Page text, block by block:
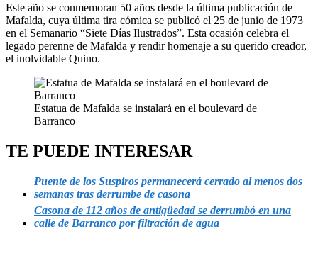
Este año se conmemoran 50 años desde la última publicación de
Mafalda, cuya última tira cómica se publicó el 25 de junio de 1973
en el Semanario “Siete Días Ilustrados”. Esta ocasión celebra el
legado perenne de Mafalda y rendir homenaje a su querido creador,
el inolvidable Quino.
Estatua de Mafalda se instalará en el boulevard de
Barranco
TE PUEDE INTERESAR
Puente de los Suspiros permanecerá cerrado al menos dos
semanas tras derrumbe de casona
Casona de 112 años de antigüedad se derrumbó en una
calle de Barranco por filtración de agua